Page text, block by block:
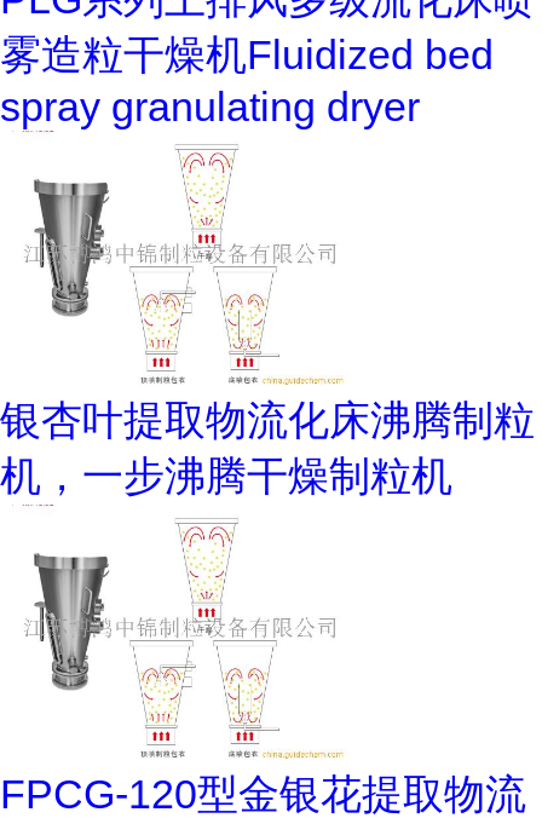
雾造粒干燥机Fluidized bed
spray granulating dryer
银杏叶提取物流化床沸腾制粒
机，一步沸腾干燥制粒机
FPCG-120型金银花提取物流